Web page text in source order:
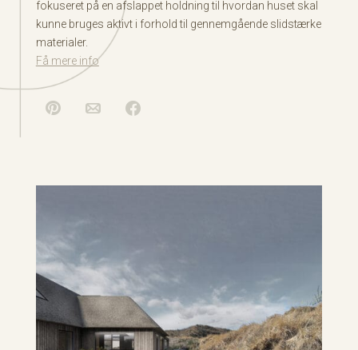
fokuseret på en afslappet holdning til hvordan huset skal
kunne bruges aktivt i forhold til gennemgående slidstærke
materialer.
Få mere info